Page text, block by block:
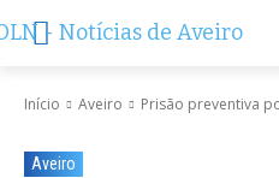
Início Aveiro Prisão preventiva
Aveiro